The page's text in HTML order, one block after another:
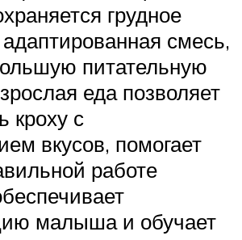
грудное
смесь,
питательную
еда позволяет
кроху с
вкусов, помогает
работе
малыша и обучает